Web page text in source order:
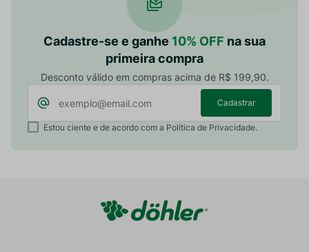
Cadastre-se e ganhe 10% OFF na sua
primeira compra
Desconto válido em compras acima de R$ 199,90.
Cadastrar
Estou ciente e de acordo com a Política de Privacidade.